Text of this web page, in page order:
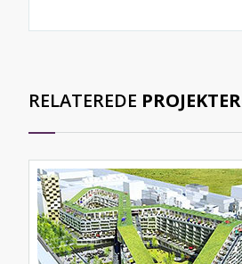
RELATEREDE PROJEKTER